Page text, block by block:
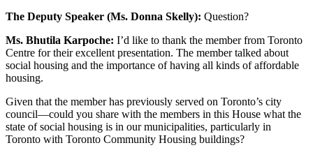
The Deputy Speaker (Ms. Donna Skelly): Question?
Ms. Bhutila Karpoche: I’d like to thank the member from Toronto
Centre for their excellent presentation. The member talked about
social housing and the importance of having all kinds of affordable
housing.
Given that the member has previously served on Toronto’s city
council—could you share with the members in this House what the
state of social housing is in our municipalities, particularly in
Toronto with Toronto Community Housing buildings?